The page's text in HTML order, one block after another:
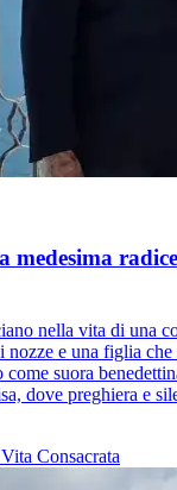
medesima
nella vita di una
nozze e una figlia
come suora
dove preghiera e
Vita Consacrata